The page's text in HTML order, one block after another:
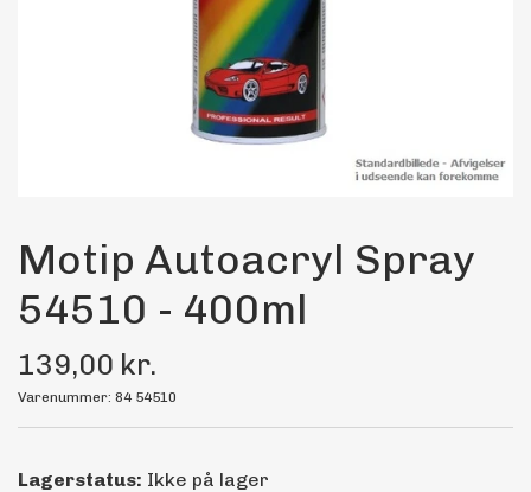
Bilstereo
Transport Udstyr
Dæk & Fælge
Motip Autoacryl Spray
54510 - 400ml
139,00 kr.
Varenummer: 84 54510
Lagerstatus: Ikke på lager